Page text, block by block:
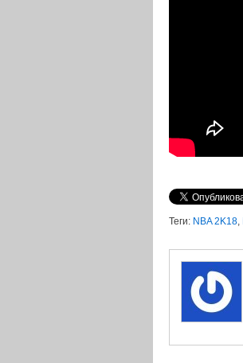
Теги: NBA 2K18,